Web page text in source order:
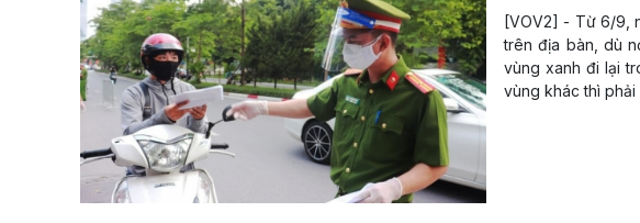
[VOV2] - Từ 6/9,
trên địa bàn, dù
vùng xanh đi lại
vùng khác thì